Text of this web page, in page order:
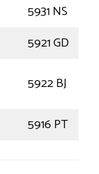
5931 NS
5921 GD
5922 BJ
5916 PT